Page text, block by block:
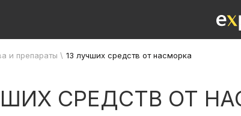
и препараты \ 13 лучших средств от насморка
СРЕДСТВ ОТ